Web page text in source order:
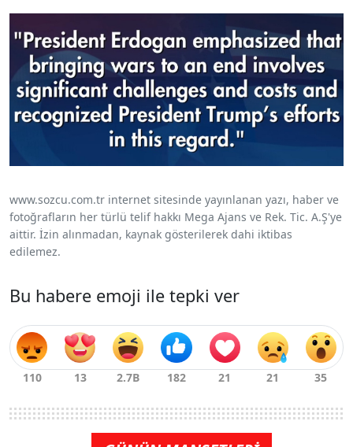
www.sozcu.com.tr internet sitesinde yayınlanan yazı, haber ve
fotoğrafların her türlü telif hakkı Mega Ajans ve Rek. Tic. A.Ş'ye
aittir. İzin alınmadan, kaynak gösterilerek dahi iktibas
edilemez.
Bu habere emoji ile tepki ver